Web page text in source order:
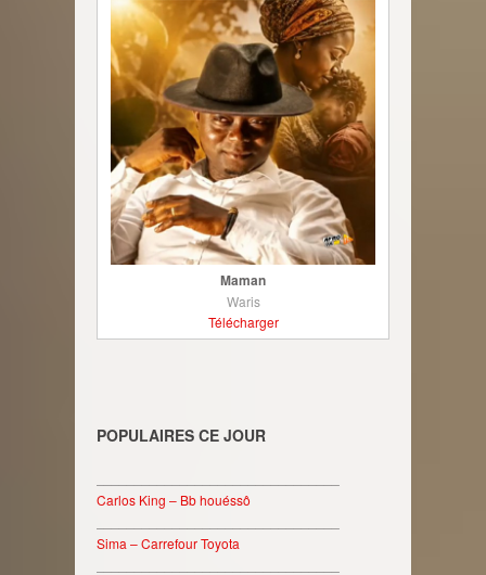
Maman
Waris
Télécharger
POPULAIRES CE JOUR
Carlos King – Bb houéssô
Sima – Carrefour Toyota